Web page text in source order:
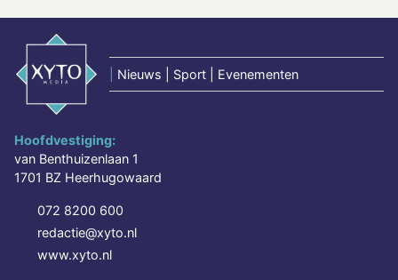
Nieuws | Sport | Evenementen
Hoofdvestiging:
van Benthuizenlaan 1
1701 BZ Heerhugowaard
072 8200 600
redactie@xyto.nl
www.xyto.nl